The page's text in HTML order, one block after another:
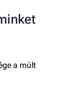
a múlt